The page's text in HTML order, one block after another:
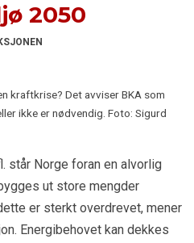
2050
kraftkrise? Det avviser BKA som
ikke er nødvendig. Foto: Sigurd
står Norge foran en alvorlig
ut store mengder
er sterkt overdrevet, mener
Energibehovet kan dekkes